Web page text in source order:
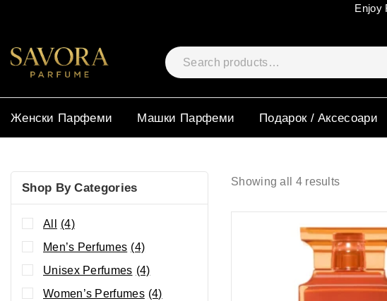
Enjoy
Женски Парфеми Машки Парфеми Подарок / Аксесоари
Showing all 4results
Shop By Categories
All
(4)
Men’s Perfumes (4)
Unisex Perfumes (4)
Women’s Perfumes (4)